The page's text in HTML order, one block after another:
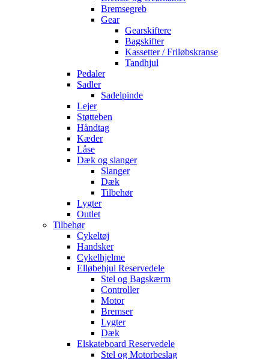
Bremsegreb
Gear
Gearskiftere
Bagskifter
Kassetter / Friløbskranse
Tandhjul
Pedaler
Sadler
Sadelpinde
Lejer
Støtteben
Håndtag
Kæder
Låse
Dæk og slanger
Slanger
Dæk
Tilbehør
Lygter
Outlet
Tilbehør
Cykeltøj
Handsker
Cykelhjelme
Elløbehjul Reservedele
Stel og Bagskærm
Controller
Motor
Bremser
Lygter
Dæk
Elskateboard Reservedele
Stel og Motorbeslag